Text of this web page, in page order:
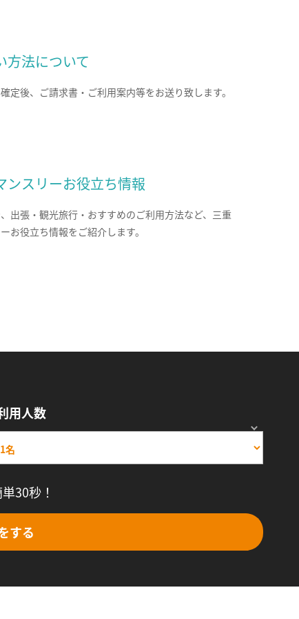
方法について
定後、ご請求書・ご利用案内等をお送り致します。
ンスリーお役立ち情報
出張・観光旅行・おすすめのご利用方法など、三重
お役立ち情報をご紹介します。
用人数
30秒！
する